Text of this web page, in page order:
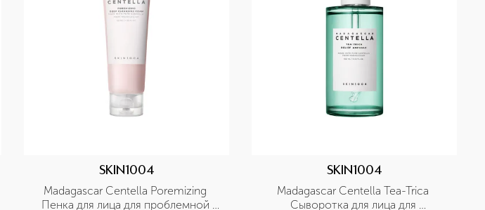
SKIN1004
Madagascar Centella Poremizing
Пенка для лица для проблемной
SKIN1004
Madagascar Centella Tea-Trica
Сыворотка для лица для